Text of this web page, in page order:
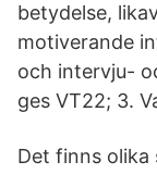
betydelse,
motiverande
och intervju-
ges VT22; 3.
Det finns olika